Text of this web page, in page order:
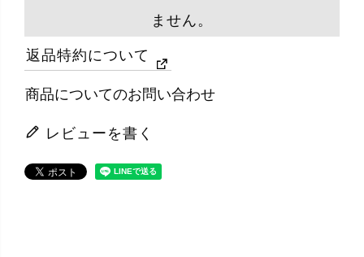
ません。
返品特約について
商品についてのお問い合わせ
レビューを書く